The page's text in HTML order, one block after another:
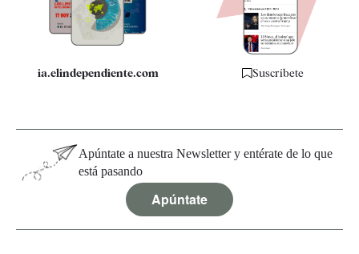
Especificaciones
ia.elindependiente.com Suscríbete
Apúntate a nuestra Newsletter y entérate de lo que
está pasando
Apúntate